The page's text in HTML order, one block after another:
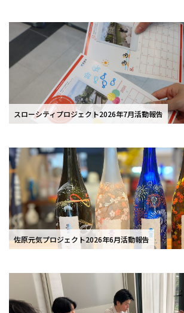
スローシティプロジェクト2026年7月活動報告
佐原元気プロジェクト2026年6月活動報告